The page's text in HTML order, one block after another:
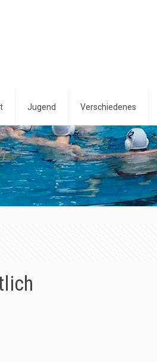
Jugend Verschiedenes